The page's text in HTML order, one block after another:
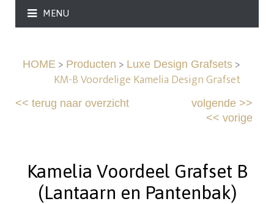
MENU
HOME> Producten > Luxe Design Grafsets>
KM-B Voordelige Kamelia Design Grafset
<<terug naar overzicht volgende>>
<< vorige
Kamelia Voordeel Grafset B
(Lantaarn en Pantenbak)